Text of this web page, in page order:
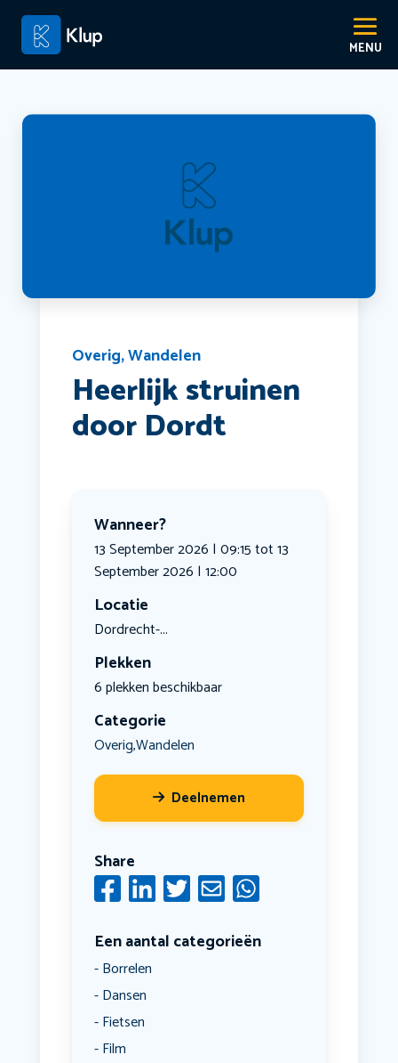
Overig,Wandelen
Heerlijk struinen
door Dordt
Wanneer?
13 September 2026 | 09:15 tot 13
September 2026 | 12:00
Locatie
Dordrecht-...
Plekken
6 plekken beschikbaar
Categorie
Overig,Wandelen
Deelnemen
Share
Een aantal categorieën
Borrelen
Dansen
Fietsen
Film